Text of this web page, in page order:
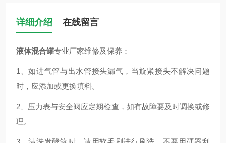
详细介绍 在线留言
液体混合罐专业厂家维修及保养：
1、如进气管与出水管接头漏气，当旋紧接头不解决问题
时，应添加或更换填料。
2、压力表与安全阀应定期检查，如有故障要及时调换或修
理。